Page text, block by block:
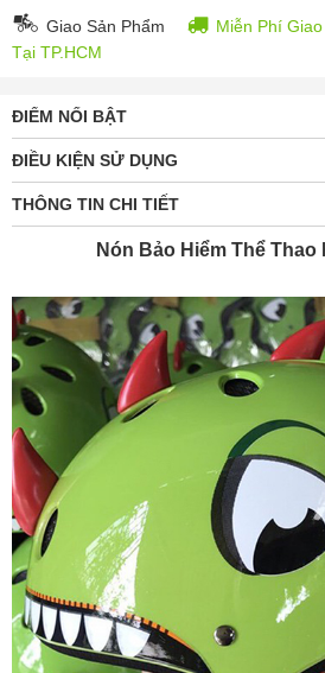
Giao Sản Phẩm
Miễn Phí
Tại TP.HCM
ĐIỂM NỔI BẬT
ĐIỀU KIỆN SỬ DỤNG
THÔNG TIN CHI TIẾT
Nón Bảo Hiểm Thể